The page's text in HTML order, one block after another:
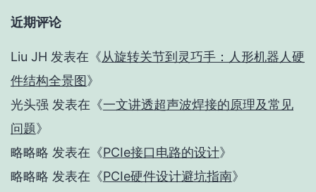
近期评论
Liu JH 发表在《从旋转关节到灵巧手：人形机器人硬
件结构全景图》
光头强 发表在《一文讲透超声波焊接的原理及常见
问题》
略略略 发表在《PCIe接口电路的设计》
略略略 发表在《PCIe硬件设计避坑指南》